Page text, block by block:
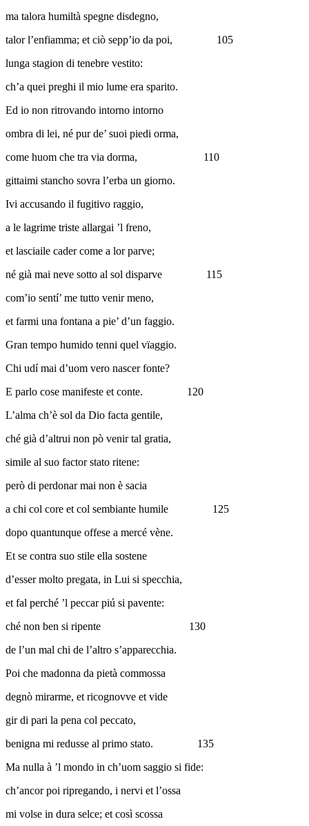
ma talora humiltà spegne disdegno,
talor l’enfiamma; et ciò sepp’io da poi, 105
lunga stagion di tenebre vestito:
ch’a quei preghi il mio lume era sparito.
Ed io non ritrovando intorno intorno
ombra di lei, né pur de’ suoi piedi orma,
come huom che tra via dorma, 110
gittaimi stancho sovra l’erba un giorno.
Ivi accusando il fugitivo raggio,
a le lagrime triste allargai ’l freno,
et lasciaile cader come a lor parve;
né già mai neve sotto al sol disparve 115
com’io sentí’ me tutto venir meno,
et farmi una fontana a pie’ d’un faggio.
Gran tempo humido tenni quel vïaggio.
Chi udí mai d’uom vero nascer fonte?
E parlo cose manifeste et conte. 120
L’alma ch’è sol da Dio facta gentile,
ché già d’altrui non pò venir tal gratia,
simile al suo factor stato ritene:
però di perdonar mai non è sacia
a chi col core et col sembiante humile 125
dopo quantunque offese a mercé vène.
Et se contra suo stile ella sostene
d’esser molto pregata, in Lui si specchia,
et fal perché ’l peccar piú si pavente:
ché non ben si ripente 130
de l’un mal chi de l’altro s’apparecchia.
Poi che madonna da pietà commossa
degnò mirarme, et ricognovve et vide
gir di pari la pena col peccato,
benigna mi redusse al primo stato. 135
Ma nulla à ’l mondo in ch’uom saggio si fide:
ch’ancor poi ripregando, i nervi et l’ossa
mi volse in dura selce; et così scossa